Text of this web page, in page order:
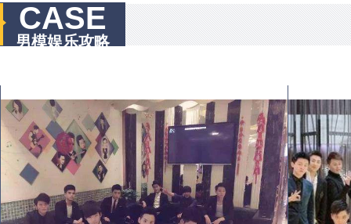
CASE
男模娱乐攻略